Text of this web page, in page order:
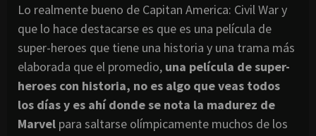
Lo realmente bueno de Capitan America: Civil War y
que lo hace destacarse es que es una película de
super-heroes que tiene una historia y una trama más
elaborada que el promedio, una película de super-
heroes con historia, no es algo que veas todos
los días y es ahí donde se nota la madurez de
Marvel para saltarse olímpicamente muchos de los